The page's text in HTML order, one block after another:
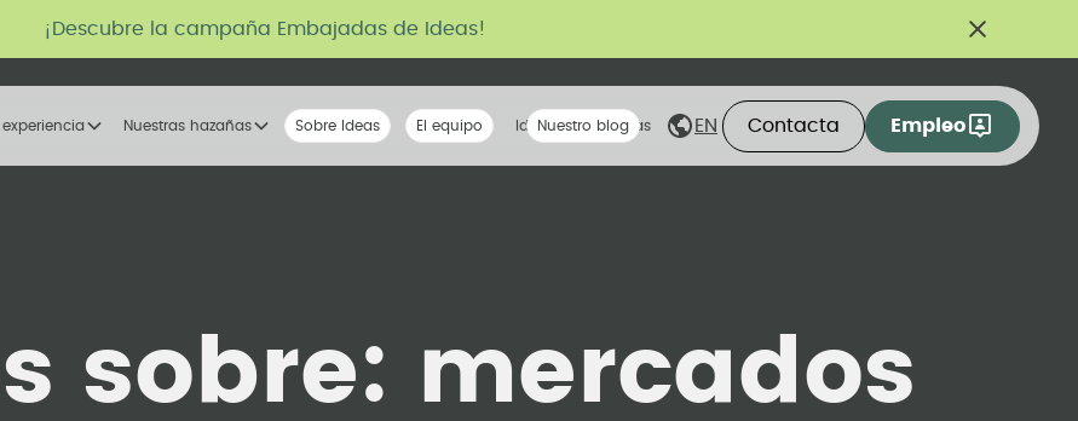
¡Descubre la campaña Embajadas de Ideas!
Nuestras hazañas Nuestra voz
Sobre Ideas La tribu
El equipo Ideas compartidas
Nuestro blog EN Contacta Empleo
sobre: mercados